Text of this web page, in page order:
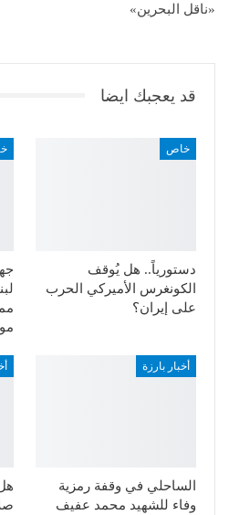
«ناقل البحرين»
قد يعجبك ايضا
خاص
دستورياً.. هل يُوقف
الكونغرس الأميركي الحرب
على إيران؟
أخبار بارزة
الساحلي في وقفة رمزية
وفاء للشهيد محمد عفيف